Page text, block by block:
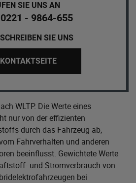
SIE UNS AN
- 9864-655
SIE UNS
WLTP. Die Werte eines
nur von der effizienten
durch das Fahrzeug ab,
Fahrverhalten und anderen
beeinflusst. Gewichtete Werte
und Stromverbrauch von
bei